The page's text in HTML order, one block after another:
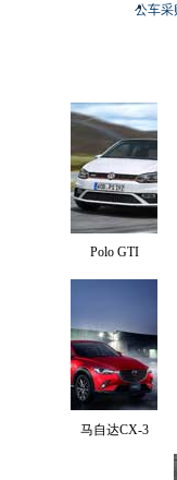
公车采
Polo GTI
马自达CX-3